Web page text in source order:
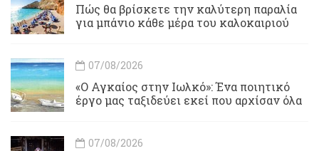
Πώς θα βρίσκετε την καλύτερη παραλία
για μπάνιο κάθε μέρα του καλοκαιριού
07/08/2026
«Ο Αγκαίος στην Ιωλκό»: Ένα ποιητικό
έργο μας ταξιδεύει εκεί που αρχίσαν όλα
07/08/2026